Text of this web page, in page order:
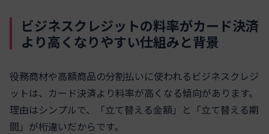
ビジネスクレジットの料率がカード決済
より高くなりやすい仕組みと背景
役務商材や高額商品の分割払いに使われるビジネスクレジ
ットは、カード決済より料率が高くなる傾向があります。
理由はシンプルで、「立て替える金額」と「立て替える期
間」が桁違いだからです。